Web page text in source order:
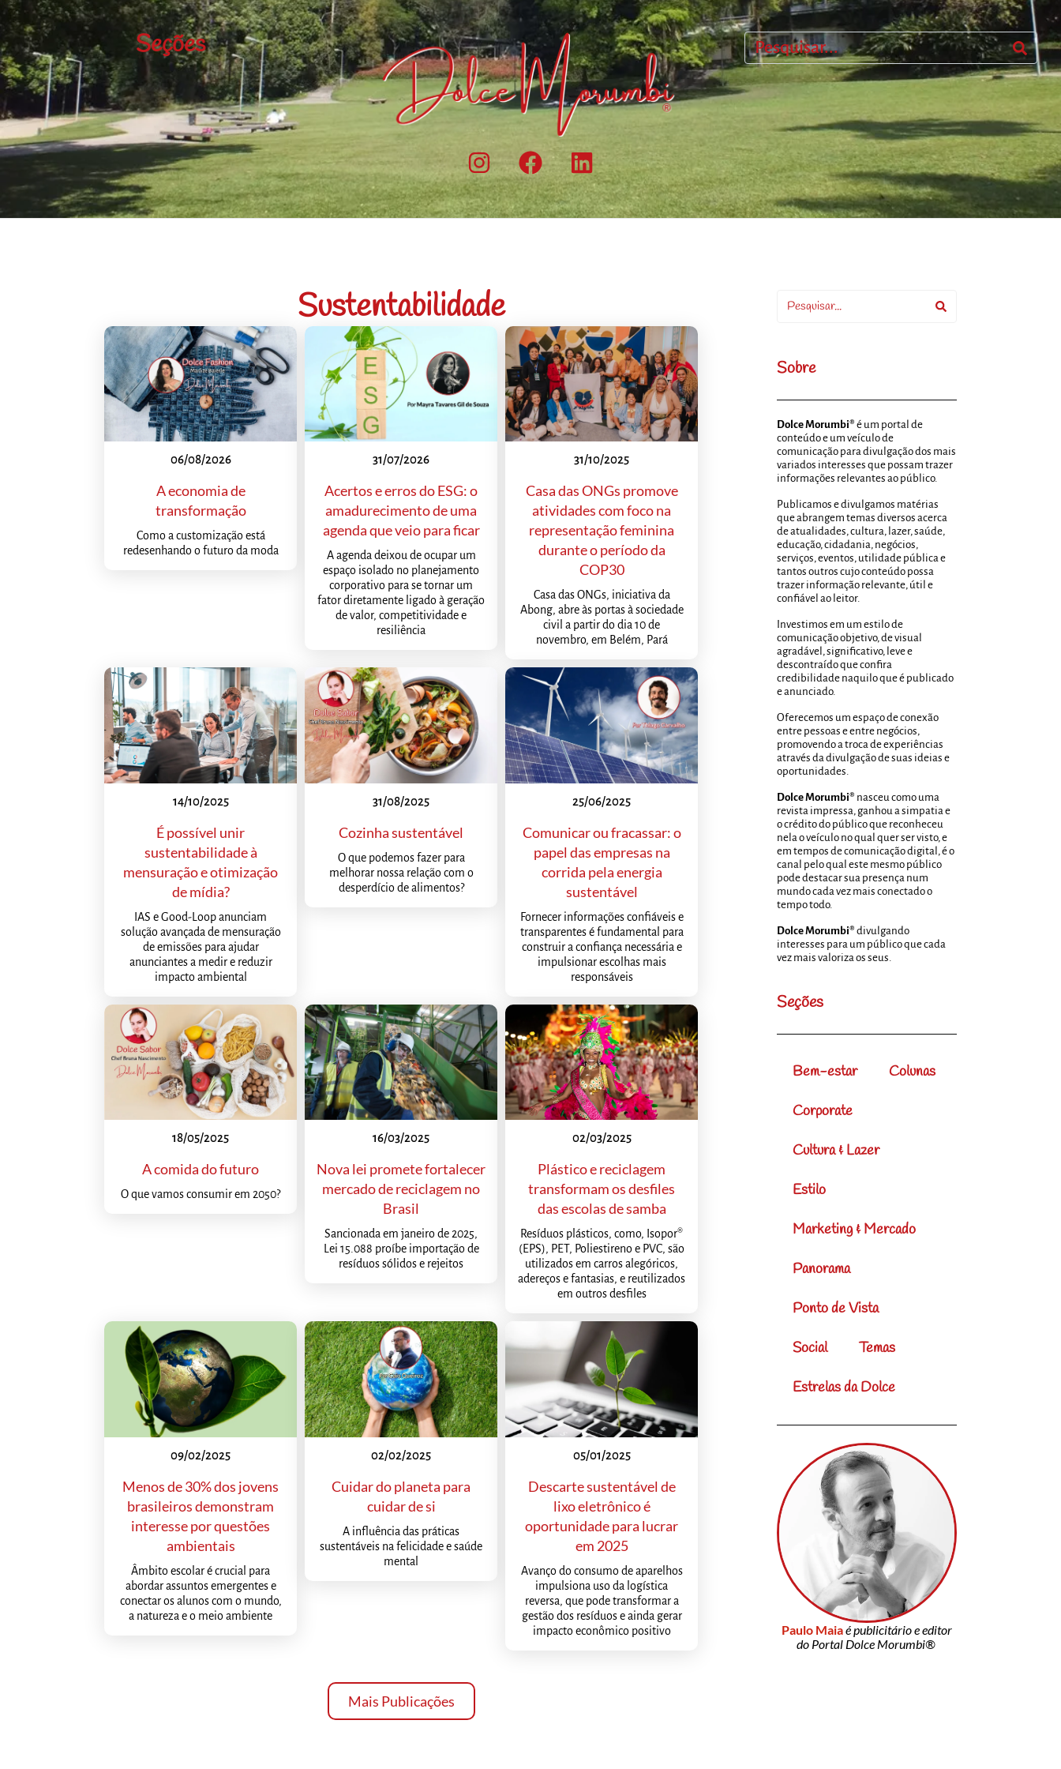
Seções
Sustentabilidade
06/08/2026
A economia de
transformação
Como a customização está
redesenhando o futuro da moda
31/07/2026
Acertos e erros do ESG: o
amadurecimento de uma
agenda que veio para ficar
A agenda deixou de ocupar um
espaço isolado no planejamento
corporativo para se tornar um
fator diretamente ligado à geração
de valor, competitividade e
resiliência
31/10/2025
Casa das ONGs promove
atividades com foco na
representação feminina
durante o período da
COP30
Casa das ONGs, iniciativa da
Abong, abre às portas à sociedade
civil a partir do dia 10 de
novembro, em Belém, Pará
14/10/2025
É possível unir
sustentabilidade à
mensuração e otimização
de mídia?
IAS e Good-Loop anunciam
solução avançada de mensuração
de emissões para ajudar
anunciantes a medir e reduzir
impacto ambiental
31/08/2025
Cozinha sustentável
O que podemos fazer para
melhorar nossa relação com o
desperdício de alimentos?
25/06/2025
Comunicar ou fracassar: o
papel das empresas na
corrida pela energia
sustentável
Fornecer informações confiáveis e
transparentes é fundamental para
construir a confiança necessária e
impulsionar escolhas mais
responsáveis
18/05/2025
A comida do futuro
O que vamos consumir em 2050?
16/03/2025
Nova lei promete fortalecer
mercado de reciclagem no
Brasil
Sancionada em janeiro de 2025,
Lei 15.088 proíbe importação de
resíduos sólidos e rejeitos
02/03/2025
Plástico e reciclagem
transformam os desfiles
das escolas de samba
Resíduos plásticos, como, Isopor®
(EPS), PET, Poliestireno e PVC, são
utilizados em carros alegóricos,
adereços e fantasias, e reutilizados
em outros desfiles
09/02/2025
Menos de 30% dos jovens
brasileiros demonstram
interesse por questões
ambientais
Âmbito escolar é crucial para
abordar assuntos emergentes e
conectar os alunos com o mundo,
a natureza e o meio ambiente
02/02/2025
Cuidar do planeta para
cuidar de si
A influência das práticas
sustentáveis na felicidade e saúde
mental
05/01/2025
Descarte sustentável de
lixo eletrônico é
oportunidade para lucrar
em 2025
Avanço do consumo de aparelhos
impulsiona uso da logística
reversa, que pode transformar a
gestão dos resíduos e ainda gerar
impacto econômico positivo
Mais Publicações
Sobre
Dolce Morumbi® é um portal de
conteúdo e um veículo de
comunicação para divulgação dos mais
variados interesses que possam trazer
informações relevantes ao público.
Publicamos e divulgamos matérias
que abrangem temas diversos acerca
de atualidades, cultura, lazer, saúde,
educação, cidadania, negócios,
serviços, eventos, utilidade pública e
tantos outros cujo conteúdo possa
trazer informação relevante, útil e
confiável ao leitor.
Investimos em um estilo de
comunicação objetivo, de visual
agradável, significativo, leve e
descontraído que confira
credibilidade naquilo que é publicado
e anunciado.
Oferecemos um espaço de conexão
entre pessoas e entre negócios,
promovendo a troca de experiências
através da divulgação de suas ideias e
oportunidades.
Dolce Morumbi® nasceu como uma
revista impressa, ganhou a simpatia e
o crédito do público que reconheceu
nela o veículo no qual quer ser visto, e
em tempos de comunicação digital, é o
canal pelo qual este mesmo público
pode destacar sua presença num
mundo cada vez mais conectado o
tempo todo.
Dolce Morumbi® divulgando
interesses para um público que cada
vez mais valoriza os seus.
Seções
Bem-estar Colunas
Corporate
Cultura & Lazer
Estilo
Marketing & Mercado
Panorama
Ponto de Vista
Social Temas
Estrelas da Dolce
Paulo Maiaé publicitário e editor
do Portal Dolce Morumbi®